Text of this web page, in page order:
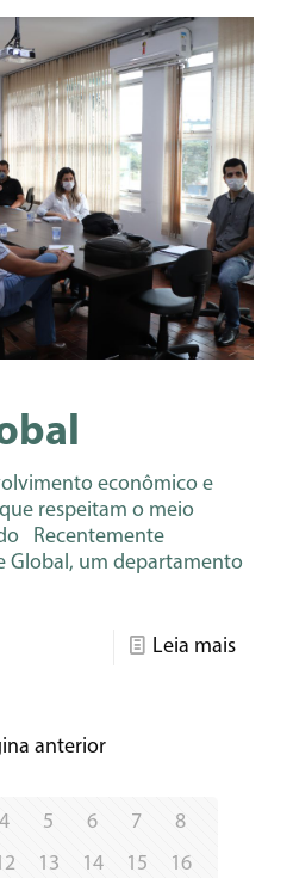
econômico e
respeitam o meio
Recentemente
Global, um departamento
Leia mais
anterior
4 5 6 7
8
13 14 15
16